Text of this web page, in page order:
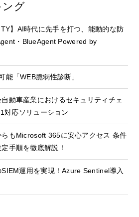
ング
】AI時代に先手を打つ、能動的な防
・BlueAgent Powered by
能「WEB脆弱性診断」
動車産業におけるセキュリティチェ
対応ソリューション
もMicrosoft 365に安心アクセス 条件
手順を徹底解説！
運用を実現！Azure Sentinel導入